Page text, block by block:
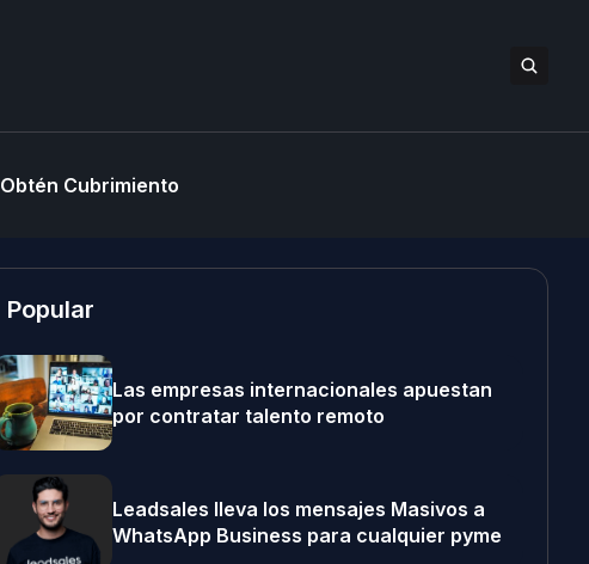
Obtén Cubrimiento
Popular
Las empresas internacionales apuestan
por contratar talento remoto
Leadsales lleva los mensajes Masivos a
WhatsApp Business para cualquier pyme